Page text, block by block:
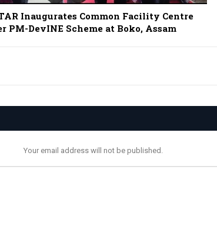
Inaugurates Common Facility Centre
PM-DevINE Scheme at Boko, Assam
Your email address will not be published.